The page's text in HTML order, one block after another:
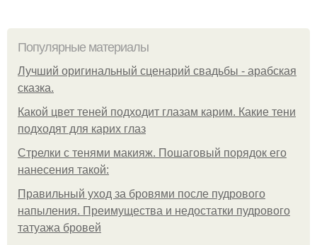
Популярные материалы
Лучший оригинальный сценарий свадьбы - арабская
сказка.
Какой цвет теней подходит глазам карим. Какие тени
подходят для карих глаз
Стрелки с тенями макияж. Пошаговый порядок его
нанесения такой:
Правильный уход за бровями после пудрового
напыления. Преимущества и недостатки пудрового
татуажа бровей